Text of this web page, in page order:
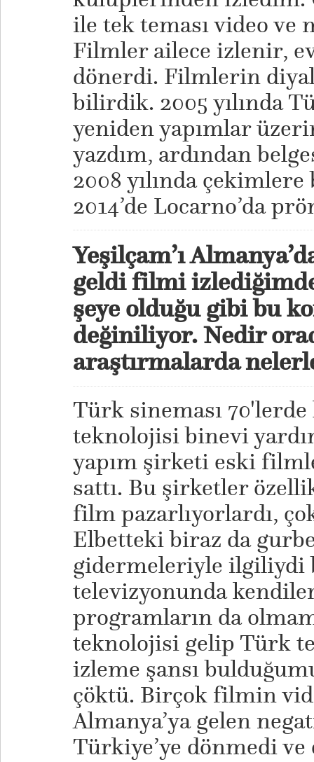
ile tek teması video
Filmler ailece izlenir,
dönerdi. Filmlerin
bilirdik. 2005 yılında
yeniden yapımlar
yazdım, ardından
2008 yılında çekimlere
2014’de Locarno’da
Yeşilçam’ı
geldi filmi
şeye olduğu gibi bu
değiniliyor. Nedir
araştırmalarda
Türk sineması
teknolojisi binevi
yapım şirketi eski
sattı. Bu şirketler
film pazarlıyorlardı,
Elbetteki biraz da
gidermeleriyle ilgiliydi
televizyonunda
programların da
teknolojisi gelip Türk
izleme şansı
çöktü. Birçok filmin
Almanya’ya gelen
Türkiye’ye dönmedi